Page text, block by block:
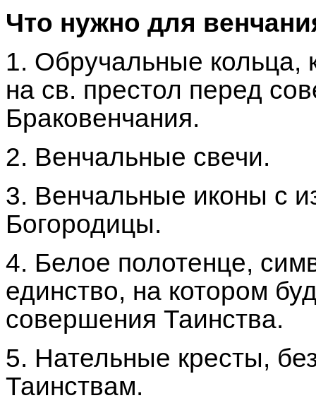
Что нужно для
1. Обручальные кольца,
на св. престол перед
Браковенчания.
2. Венчальные свечи.
3. Венчальные иконы с
Богородицы.
4. Белое полотенце,
единство, на котором
совершения Таинства.
5. Нательные кресты,
Таинствам.